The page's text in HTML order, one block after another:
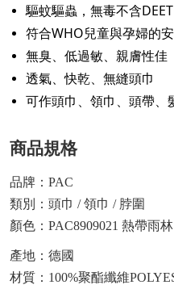
驅蚊驅蟲，無毒不含
符合WHO兒童與孕婦的
無臭、低過敏、親膚性佳
透氣、快乾、無縫頭巾
可作頭巾、領巾、頭帶、
商品規格
品牌：PAC
類別：頭巾 / 領巾 / 脖圍
顏色 ： PAC8909021 熱帶雨
產地：德國
材質：100%聚酯纖維